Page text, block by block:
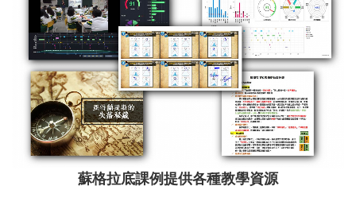
蘇格拉底課例提供各種教學資源